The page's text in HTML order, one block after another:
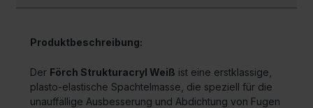
Produktbeschreibung:
Der Förch Strukturacryl Weiß ist eine erstklassige,
plasto-elastische Spachtelmasse, die speziell für die
unauffällige Ausbesserung und Abdichtung von Fugen